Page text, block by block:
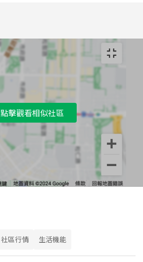
點擊觀看相似社區
社區行情 生活機能